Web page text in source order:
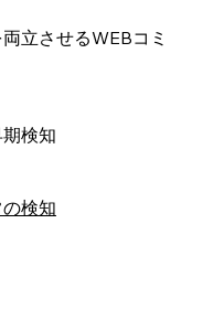
立させるWEBコミ
検知
検知